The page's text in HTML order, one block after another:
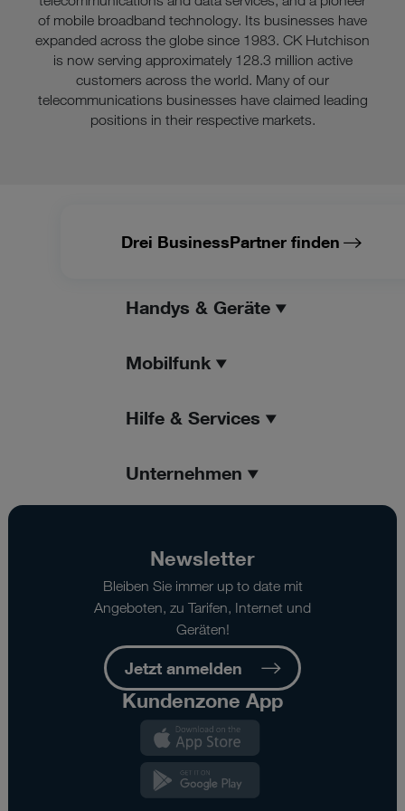
of mobile broadband technology. Its businesses have
expanded across the globe since 1983. CK Hutchison
is now serving approximately 128.3 million active
customers across the world. Many of our
telecommunications businesses have claimed leading
positions in their respective markets.
Drei BusinessPartner finden
Handys & Geräte
Mobilfunk
Hilfe & Services
Unternehmen
Newsletter
Bleiben Sie immer up to date mit
Angeboten, zu Tarifen, Internet und
Geräten!
Jetzt anmelden
Kundenzone App
(z.B. Data Privacy Framework), werden wie europäische
Unternehmen behandelt.
Wenn Sie „Nur notwendige Cookies“ wählen, dann sind für
Sie nur jene Cookies im Einsatz, die zur Funktion dieser
Website unerlässlich sind.